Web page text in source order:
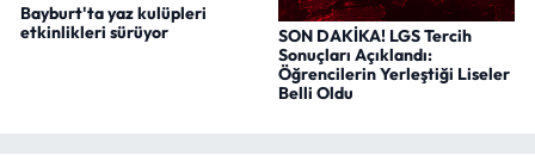
Bayburt'ta yaz kulüpleri
etkinlikleri sürüyor
SON DAKİKA! LGS Tercih
Sonuçları Açıklandı:
Öğrencilerin Yerleştiği Liseler
Belli Oldu